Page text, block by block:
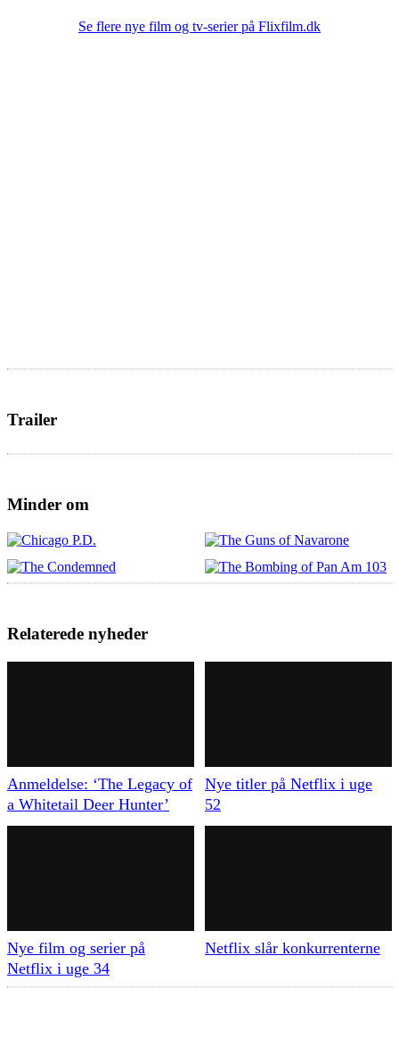
Se flere nye film og tv-serier på Flixfilm.dk
Trailer
Minder om
Relaterede nyheder
Anmeldelse: ‘The Legacy of
a Whitetail Deer Hunter’
Nye titler på Netflix i uge
52
Nye film og serier på
Netflix i uge 34
Netflix slår konkurrenterne